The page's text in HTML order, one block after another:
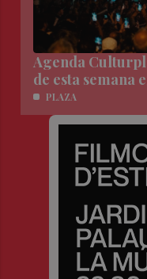
Agenda
de esta semana
PLAZA